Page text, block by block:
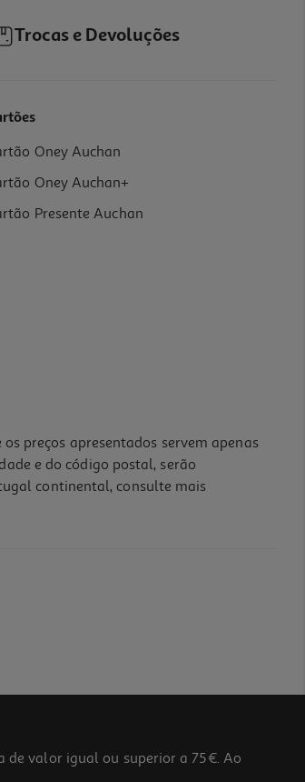
Trocas e Devoluções
Oney Auchan
Oney Auchan+
Presente Auchan
preços apresentados servem apenas
e do código postal, serão
continental, consulte mais
de valor igual ou superior a 75€. Ao